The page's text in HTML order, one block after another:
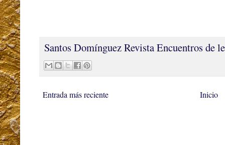
Santos DomínguezRevista Encuentros de
Entrada más reciente Inicio